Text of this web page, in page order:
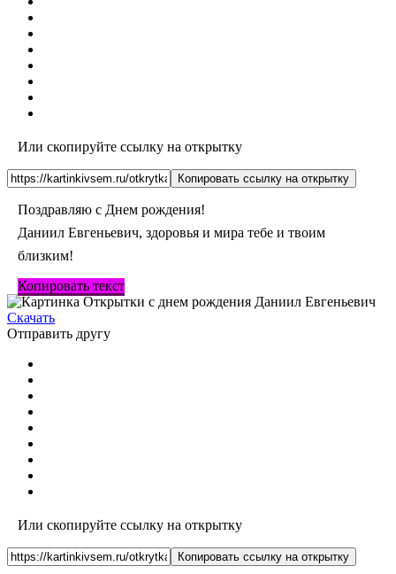
Или скопируйте ссылку на открытку
Копировать ссылку на открытку
Поздравляю с Днем рождения!
Даниил Евгеньевич, здоровья и мира тебе и твоим
близким!
Копировать текст
Скачать
Отправить другу
Или скопируйте ссылку на открытку
Копировать ссылку на открытку